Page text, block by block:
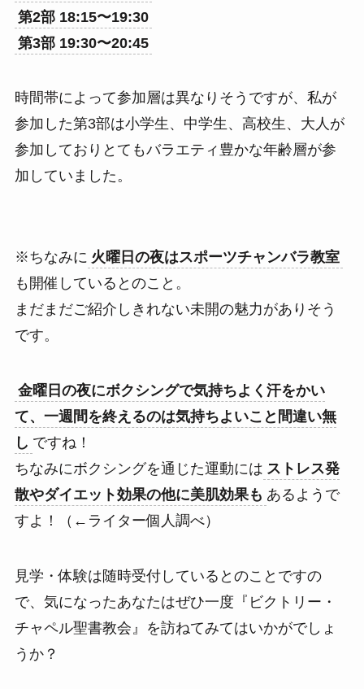
第2部 18:15〜19:30
第3部 19:30〜20:45
時間帯によって参加層は異なりそうですが、私が
参加した第3部は小学生、中学生、高校生、大人が
参加しておりとてもバラエティ豊かな年齢層が参
加していました。
※ちなみに 火曜日の夜はスポーツチャンバラ教室
も開催しているとのこと。
まだまだご紹介しきれない未開の魅力がありそう
です。
金曜日の夜にボクシングで気持ちよく汗をかい
て、一週間を終えるのは気持ちよいこと間違い無
し ですね！
ちなみにボクシングを通じた運動には ストレス発
散やダイエット効果の他に美肌効果も あるようで
すよ！（←ライター個人調べ）
見学・体験は随時受付しているとのことですの
で、気になったあなたはぜひ一度『ビクトリー・
チャペル聖書教会』を訪ねてみてはいかがでしょ
うか？